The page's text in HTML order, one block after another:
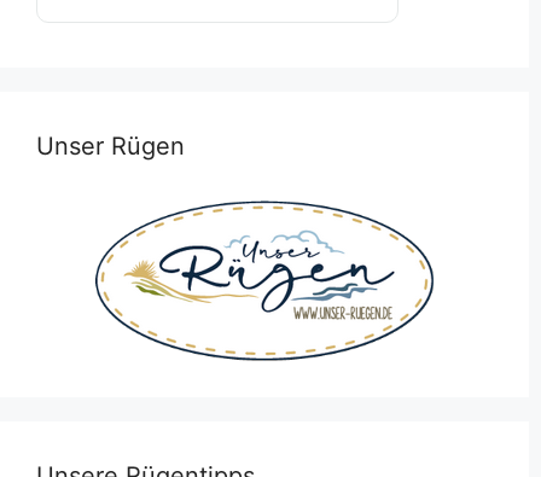
Unser Rügen